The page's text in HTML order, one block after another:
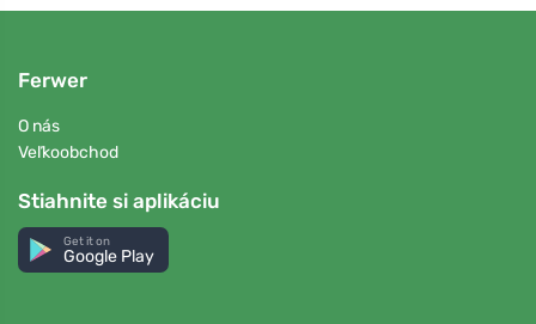
Ferwer
O nás
Veľkoobchod
Stiahnite si aplikáciu
Get it on
Google Play